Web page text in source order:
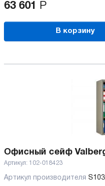
63 601 Р
В корзину
Офисный сейф
Артикул: 102-018423
Артикул производителя